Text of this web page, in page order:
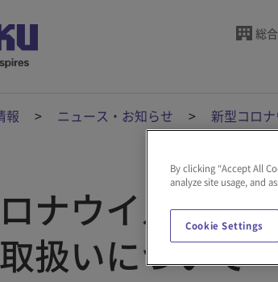
総
報 ニュース・お知らせ 新型コロ
ナウイルス感
扱いについて
By clicking “Accept All
analyze site usage, and
Cookie Settings